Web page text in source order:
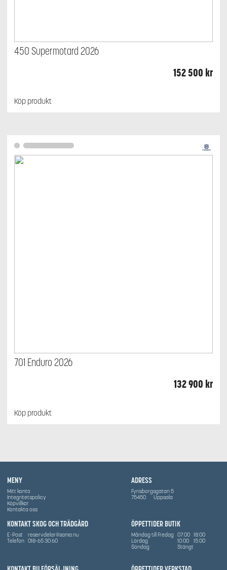
450 Supermotard 2026
152 500 kr
Köp produkt
701 Enduro 2026
132 900 kr
Köp produkt
MENY
Mitt konto
Integritetspolicy
Köpvillkor
Kontakta oss
ÖPPETTIDER BUTIK
Måndag till Fredag 07:00 18:00
Lördag
10:00
15:00
Söndag
Stängt
ADRESS
Fyrisborgsgatan 5
75450
Uppsala
KONTAKT SKOG OCH TRÄDGÅRD
E-Post
reservdelar@sama.nu
Telefon 018-65 30 60